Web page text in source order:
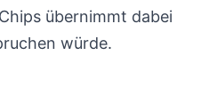
übernimmt dabei
würde.